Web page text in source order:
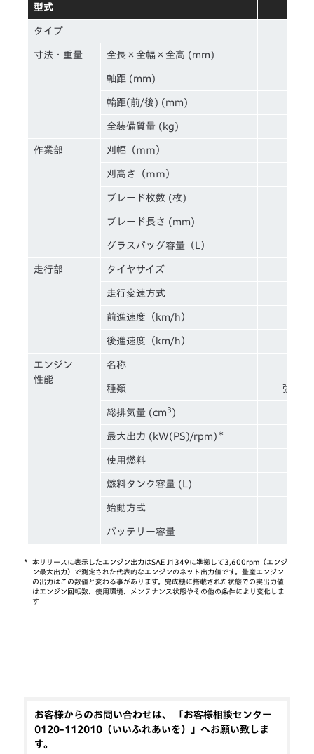
型式
タイプ
寸法・重量 全長×全幅×全高 (mm)
軸距 (mm)
輪距(前/後) (mm)
全装備質量 (kg)
作業部 刈幅（ｍｍ）
刈高さ（ｍｍ）
ブレード枚数 (枚)
ブレード長さ (mm)
グラスバッグ容量（L）
走行部 タイヤサイズ
走行変速方式
前進速度（km/h）
後進速度（km/h）
エンジン
性能
名称
種類 強制
総排気量 (cm 3 )
最大出力 (kW(PS)/rpm) ＊
使用燃料
燃料タンク容量 (L)
始動方式
バッテリー容量
*
本リリースに表示したエンジン出力はSAE J1349に準拠して3,600rpm（エンジ
ン最大出力）で測定された代表的なエンジンのネット出力値です。量産エンジン
の出力はこの数値と変わる事があります。完成機に搭載された状態での実出力値
はエンジン回転数、使用環境、メンテナンス状態やその他の条件により変化しま
す
お客様からのお問い合わせは、 「お客様相談センター
0120-112010（いいふれあいを）」へお願い致しま
す。